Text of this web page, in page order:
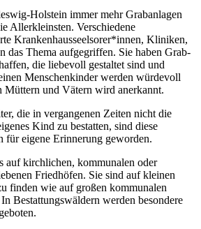
Holstein immer mehr Grabanlagen
Allerkleinsten. Verschiedene
Krankenhausseelsorer*innen, Kliniken,
das Thema aufgegriffen. Sie haben Grab-
die liebevoll gestaltet sind und
Menschenkinder werden würdevoll
Müttern und Vätern wird anerkannt.
die in vergangenen Zeiten nicht die
Kind zu bestatten, sind diese
für eigene Erinnerung geworden.
auf kirchlichen, kommunalen oder
Friedhöfen. Sie sind auf kleinen
finden wie auf großen kommunalen
Bestattungswäldern werden besondere